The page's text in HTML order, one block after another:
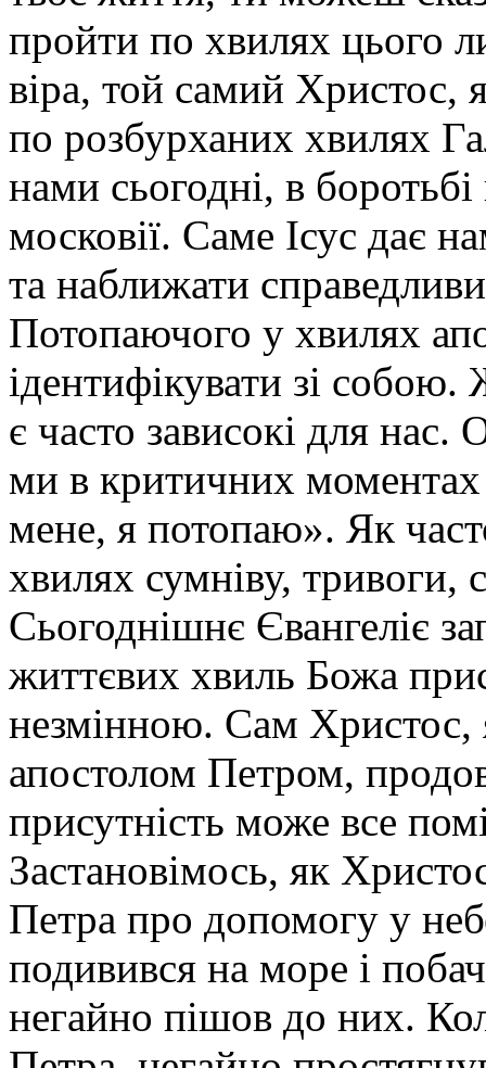
пройти по хвилях цього
віра, той самий Христос,
по розбурханих хвилях
нами сьогодні, в
московії. Саме Ісус дає
та наближати
Потопаючого у хвилях
ідентифікувати зі
є часто зависокі для
ми в критичних
мене, я потопаю». Як
хвилях сумніву, тривоги,
Сьогоднішнє Євангеліє
життєвих хвиль Божа
незмінною. Сам
апостолом Петром,
присутність може все
Застановімось, як
Петра про допомогу у
подивився на море і
негайно пішов до них.